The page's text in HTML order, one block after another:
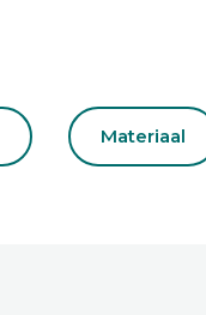
Materiaal